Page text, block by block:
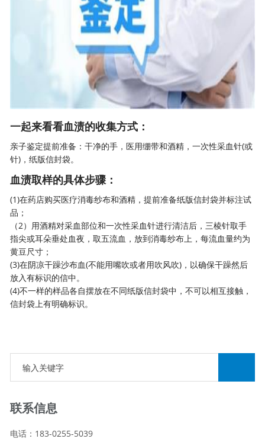
一起来看看血渍的收集方式：
亲子鉴定提前准备：干净的手，医用绷带和酒精，一次性采血针(或
针)，纸版信封袋。
血渍取样的具体步骤：
(1)在药店购买医疗消毒纱布和酒精，提前准备纸版信封袋并标注试
品；
（2）用酒精对采血部位和一次性采血针进行清洁后，三棱针取手
指尖或耳朵垂处血夜，取五流血，放到消毒纱布上，每流血量约为
黄豆尺寸；
(3)在阴凉干躁沙布血(不能用嘴吹或者用吹风吹)，以确保干躁然后
放入有标识的信中。
(4)不一样的样品各自摆放在不同纸版信封袋中，不可以相互接触，
信封袋上有明确标识。
联系信息
电话：183-0255-5039